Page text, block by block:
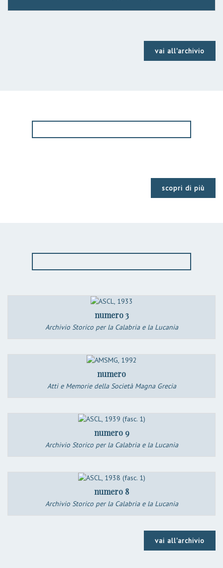
vai all'archivio
scopri di più
numero 3
Archivio Storico per la Calabria e la Lucania
numero
Atti e Memorie della Società Magna Grecia
numero 9
Archivio Storico per la Calabria e la Lucania
numero 8
Archivio Storico per la Calabria e la Lucania
vai all'archivio